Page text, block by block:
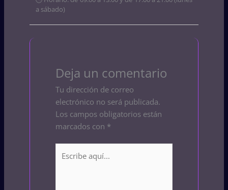
a sábado)
Deja un comentario
Tu dirección de correo
electrónico no será publicada.
Los campos obligatorios están
marcados con *
aquí...